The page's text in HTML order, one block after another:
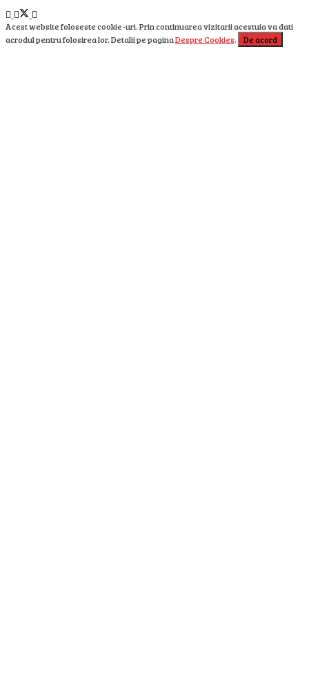
Acest website foloseste cookie-uri. Prin continuarea vizitarii acestuia va dati
acrodul pentru folosirea lor. Detalii pe paginaDespre Cookies. De acord